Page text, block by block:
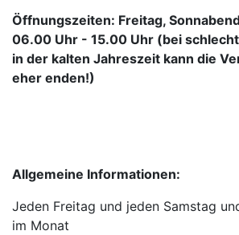
Öffnungszeiten: Freitag,
06.00 Uhr - 15.00 Uhr (bei
in der kalten Jahreszeit kann die
eher enden!)
Allgemeine Informationen:
Jeden Freitag und jeden Samstag
im Monat